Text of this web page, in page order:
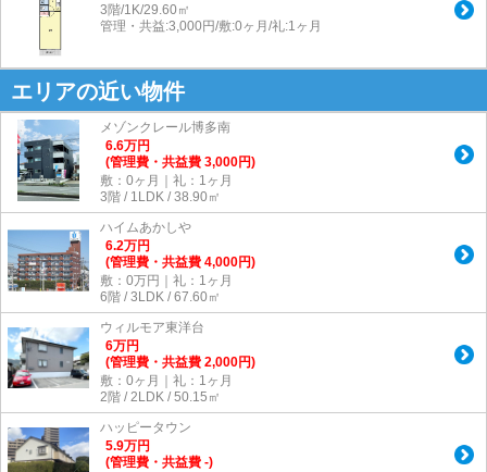
3階/1K/29.60㎡
管理・共益:3,000円/敷:0ヶ月/礼:1ヶ月
エリアの近い物件
メゾンクレール博多南
6.6万円
(管理費・共益費 3,000円)
敷：0ヶ月｜礼：1ヶ月
3階 / 1LDK / 38.90㎡
ハイムあかしや
6.2万円
(管理費・共益費 4,000円)
敷：0万円｜礼：1ヶ月
6階 / 3LDK / 67.60㎡
ウィルモア東洋台
6万円
(管理費・共益費 2,000円)
敷：0ヶ月｜礼：1ヶ月
2階 / 2LDK / 50.15㎡
ハッピータウン
5.9万円
(管理費・共益費 -)